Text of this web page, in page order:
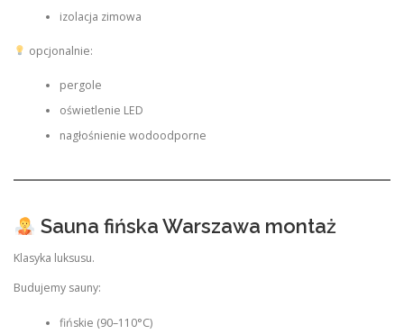
izolacja zimowa
opcjonalnie:
pergole
oświetlenie LED
nagłośnienie wodoodporne
Sauna fińska Warszawa montaż
Klasyka luksusu.
Budujemy sauny:
fińskie (90–110°C)